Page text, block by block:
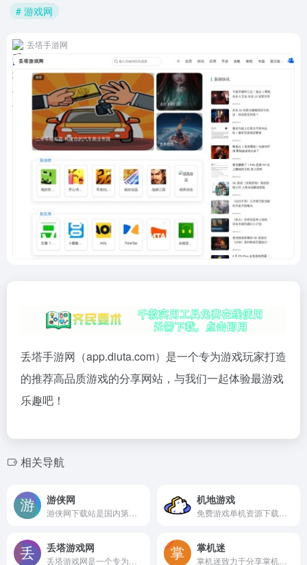
# 游戏网
丢塔手游网
丢塔手游网（app.diuta.com）是一个专为游戏玩家打造
的推荐高品质游戏的分享网站，与我们一起体验最游戏
乐趣吧！
相关导航
游侠网 机地游戏
丢塔游戏网 掌机迷